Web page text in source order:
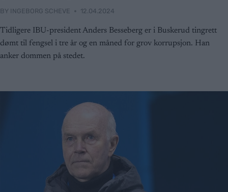
BY INGEBORG SCHEVE 12.04.2024
Tidligere IBU-president Anders Besseberg er i Buskerud tingrett
dømt til fengsel i tre år og en måned for grov korrupsjon. Han
anker dommen på stedet.